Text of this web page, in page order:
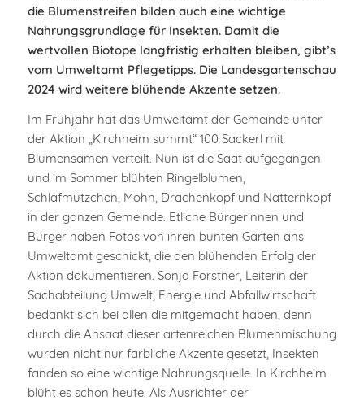
die Blumenstreifen bilden auch eine wichtige
Nahrungsgrundlage für Insekten. Damit die
wertvollen Biotope langfristig erhalten bleiben, gibt’s
vom Umweltamt Pflegetipps. Die Landesgartenschau
2024 wird weitere blühende Akzente setzen.
Im Frühjahr hat das Umweltamt der Gemeinde unter
der Aktion „Kirchheim summt“ 100 Sackerl mit
Blumensamen verteilt. Nun ist die Saat aufgegangen
und im Sommer blühten Ringelblumen,
Schlafmützchen, Mohn, Drachenkopf und Natternkopf
in der ganzen Gemeinde. Etliche Bürgerinnen und
Bürger haben Fotos von ihren bunten Gärten ans
Umweltamt geschickt, die den blühenden Erfolg der
Aktion dokumentieren. Sonja Forstner, Leiterin der
Sachabteilung Umwelt, Energie und Abfallwirtschaft
bedankt sich bei allen die mitgemacht haben, denn
durch die Ansaat dieser artenreichen Blumenmischung
wurden nicht nur farbliche Akzente gesetzt, Insekten
fanden so eine wichtige Nahrungsquelle. In Kirchheim
blüht es schon heute. Als Ausrichter der